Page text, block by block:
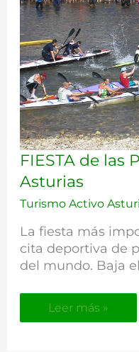
FIESTA de las
Asturias
Turismo Activo
La fiesta más
cita deportiva de
del mundo. Baja
FIESTA
las
Piragüas:
en
Asturias
Leer más »